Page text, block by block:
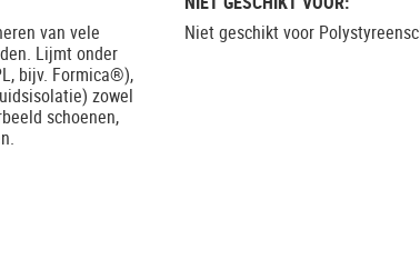
van vele
Lijmt onder
bijv. Formica®),
zowel
schoenen,
Niet geschikt voor